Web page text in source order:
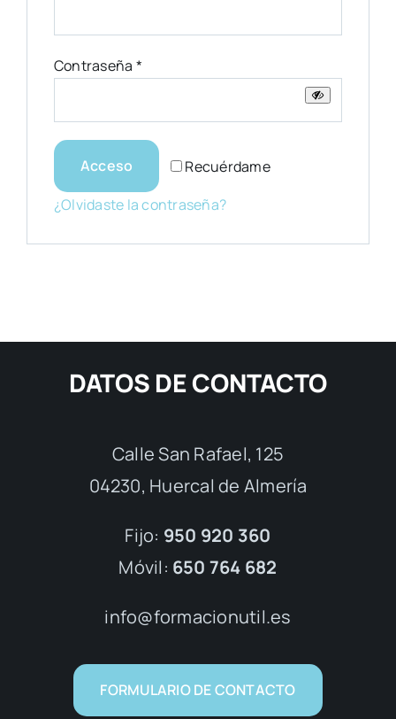
Contraseña *Obligatorio
Recuérdame
Acceso
¿Olvidaste la contraseña?
DATOS DE CONTACTO
Calle San Rafael, 125
04230, Huercal de Almería
Fijo: 950 920 360
Móvil: 650 764 682
info@formacionutil.es
FORMULARIO DE CONTACTO